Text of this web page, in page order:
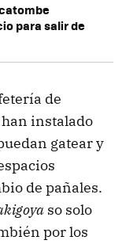
para salir de
de
instalado
gatear y
de pañales.
so solo
por los